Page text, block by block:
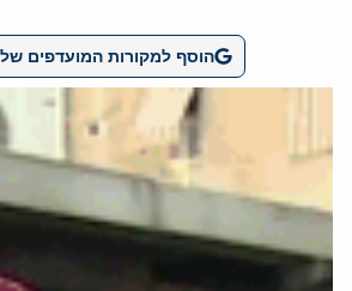
הוסף למקורות המועדפים של Google